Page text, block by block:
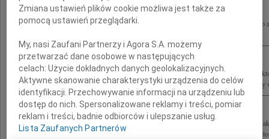
Rodzinie i wszystkim osamotnionym po odejściu Wojciecha Siemiona znakomitego
Z ogromnym żalem i smutkiem żegnamy Wojciecha Siemiona wybitnego artystę,
współpracownika Stołecznej Estrady Dyrektora Teatru Stara Prochownia Składamy
Z głębokim żalem przyjąłem wiadomość o śmierci Wojciecha Siemiona wybitnego
ludowej Rodzinie i Bliskim składam wyrazy współczucia Jacek Kalinowski
Zmiana ustawień plików cookie możliwa jest także za
pomocą ustawień przeglądarki.
My, nasi Zaufani Partnerzy i Agora S.A. możemy
przetwarzać dane osobowe w następujących
celach:Użycie dokładnych danych geolokalizacyjnych.
Aktywne skanowanie charakterystyki urządzenia do celów
identyfikacji. Przechowywanie informacji na urządzeniu lub
dostęp do nich. Spersonalizowane reklamy i treści, pomiar
reklam i treści, badnie odbiorców i ulepszanie usług.
Lista Zaufanych Partnerów